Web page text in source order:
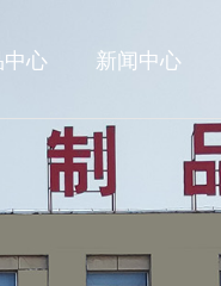
中心 新闻中心